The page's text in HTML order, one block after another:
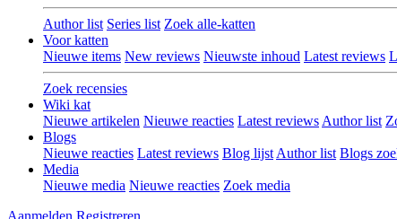
Author list Series list Zoek alle-katten
Voor katten
Nieuwe items New reviews Nieuwste inhoud Latest reviews
Zoek recensies
Wiki kat
Nieuwe artikelen Nieuwe reacties Latest reviews Author list
Blogs
Nieuwe reacties Latest reviews Blog lijst Author list Blogs
Media
Nieuwe media Nieuwe reacties Zoek media
Aanmelden Registreren